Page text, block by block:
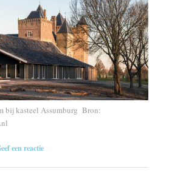
bij kasteel Assumburg Bron:
een reactie